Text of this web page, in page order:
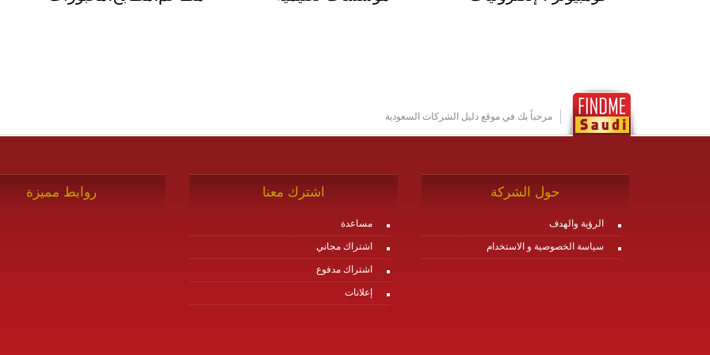
مرحباً بك في موقع دليل الشركات السعودية
حول الشركة
الرؤية والهدف
سياسة الخصوصية و الاستخدام
اشترك معنا
مساعدة
اشتراك مجاني
اشتراك مدفوع
إعلانات
روابط مميزة